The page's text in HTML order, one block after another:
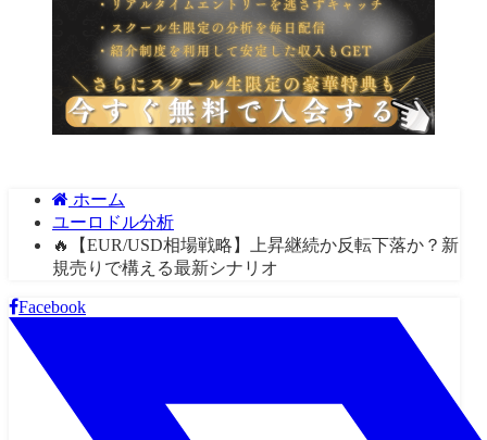
ホーム
ユーロドル分析
🔥【EUR/USD相場戦略】上昇継続か反転下落か？新
規売りで構える最新シナリオ
Facebook